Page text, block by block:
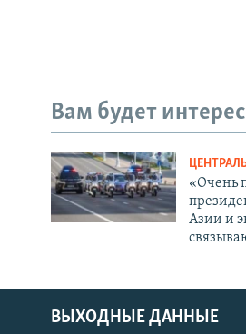
Вам будет
«Очень
Азии и
ВЫХОДНЫЕ ДАННЫЕ